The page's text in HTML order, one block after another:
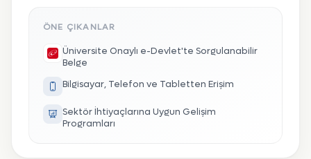
ÖNE ÇIKANLAR
Üniversite Onaylı e-Devlet'te Sorgulanabilir
Belge
Bilgisayar, Telefon ve Tabletten Erişim
Sektör İhtiyaçlarına Uygun Gelişim
Programları